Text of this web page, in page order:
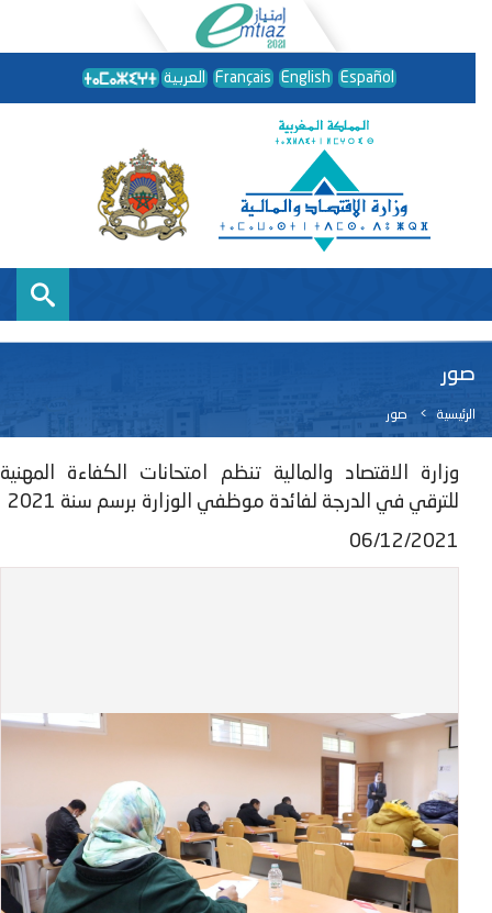
العربية Français English Español
صور
الرئيسية صور
وزارة الاقتصاد والمالية تنظم امتحانات الكفاءة المهنية
للترقي في الدرجة لفائدة موظفي الوزارة برسم سنة 2021
06/12/2021